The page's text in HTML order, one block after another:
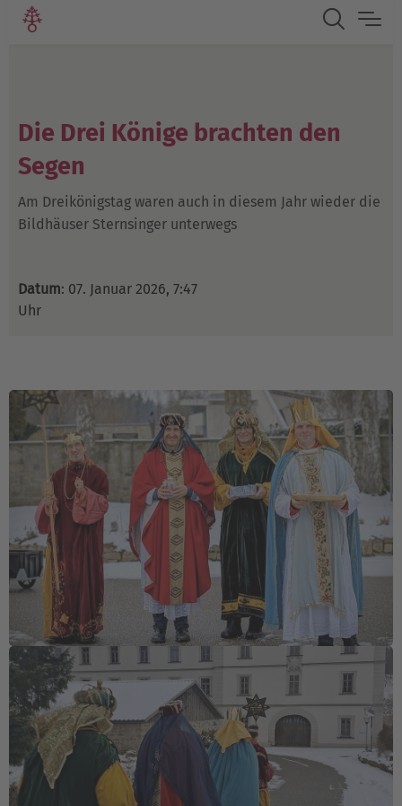
Die Drei Könige brachten den
Segen
Am Dreikönigstag waren auch in diesem Jahr wieder die
Bildhäuser Sternsinger unterwegs
Datum: 07. Januar 2026, 7:47
Uhr